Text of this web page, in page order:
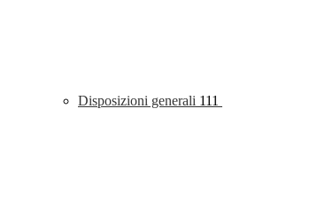
Disposizioni generali 111